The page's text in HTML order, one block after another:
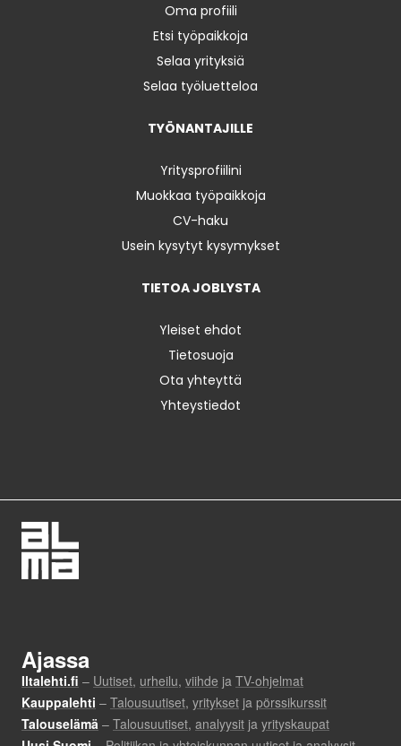
Oma profiili
Etsi työpaikkoja
Selaa yrityksiä
Selaa työluetteloa
TYÖNANTAJILLE
Yritysprofiilini
Muokkaa työpaikkoja
CV-haku
Usein kysytyt kysymykset
TIETOA JOBLYSTA
Yleiset ehdot
Tietosuoja
Ota yhteyttä
Yhteystiedot